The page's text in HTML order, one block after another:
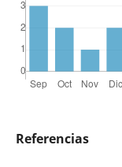
Referencias